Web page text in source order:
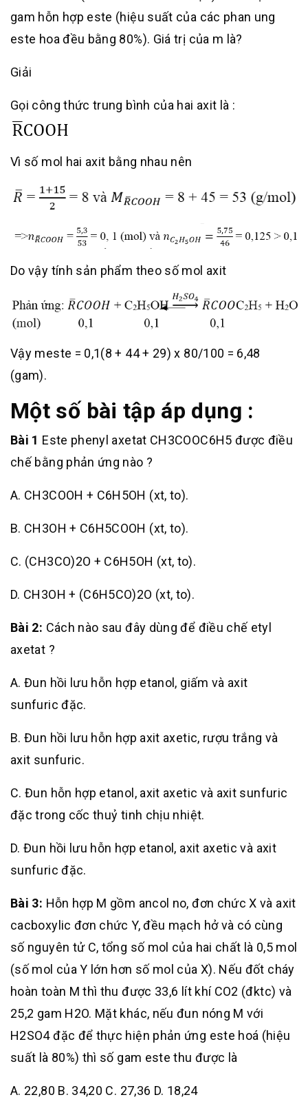
gam hỗn hợp este (hiệu suất của các phan ung
este hoa đều bằng 80%). Giá trị của m là?
Giải
Gọi công thức trung bình của hai axit là :
Vì số mol hai axit bằng nhau nên
Do vậy tính sản phẩm theo số mol axit
Vậy meste = 0,1(8 + 44 + 29) x 80/100 = 6,48
(gam).
Một số bài tập áp dụng :
Bài 1 Este phenyl axetat CH3COOC6H5 được điều
chế bằng phản ứng nào ?
A. CH3COOH + C6H5OH (xt, to).
B. CH3OH + C6H5COOH (xt, to).
C. (CH3CO)2O + C6H5OH (xt, to).
D. CH3OH + (C6H5CO)2O (xt, to).
Bài 2: Cách nào sau đây dùng để điều chế etyl
axetat ?
A. Đun hồi lưu hỗn hợp etanol, giấm và axit
sunfuric đặc.
B. Đun hồi lưu hỗn hợp axit axetic, rượu trắng và
axit sunfuric.
C. Đun hỗn hợp etanol, axit axetic và axit sunfuric
đặc trong cốc thuỷ tinh chịu nhiệt.
D. Đun hồi lưu hỗn hợp etanol, axit axetic và axit
sunfuric đặc.
Bài 3: Hỗn hợp M gồm ancol no, đơn chức X và axit
cacboxylic đơn chức Y, đều mạch hở và có cùng
số nguyên tử C, tổng số mol của hai chất là 0,5 mol
(số mol của Y lớn hơn số mol của X). Nếu đốt cháy
hoàn toàn M thì thu được 33,6 lít khí CO2 (đktc) và
25,2 gam H2O. Mặt khác, nếu đun nóng M với
H2SO4 đặc để thực hiện phản ứng este hoá (hiệu
suất là 80%) thì số gam este thu được là
A. 22,80 B. 34,20 C. 27,36 D. 18,24